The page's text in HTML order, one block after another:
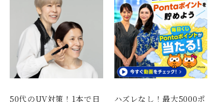
50代のUV対策！1本で日
ハズレなし！最大5000ポ